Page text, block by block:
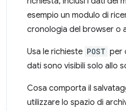
esempio un modulo di
cronologia del browser o
Usa le richieste POST per
dati sono visibili solo allo
Cosa comporta il
utilizzare lo spazio di